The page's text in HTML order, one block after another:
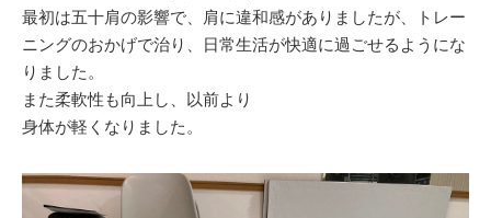
最初は五十肩の影響で、肩に違和感がありましたが、トレー
ニングのおかげで治り、日常生活が快適に過ごせるようにな
りました。
また柔軟性も向上し、以前より
身体が軽くなりました。